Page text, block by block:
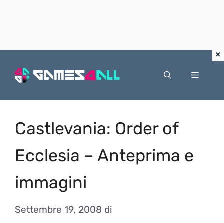
Menu
Castlevania: Order of
Ecclesia – Anteprima e
immagini
Settembre 19, 2008 di